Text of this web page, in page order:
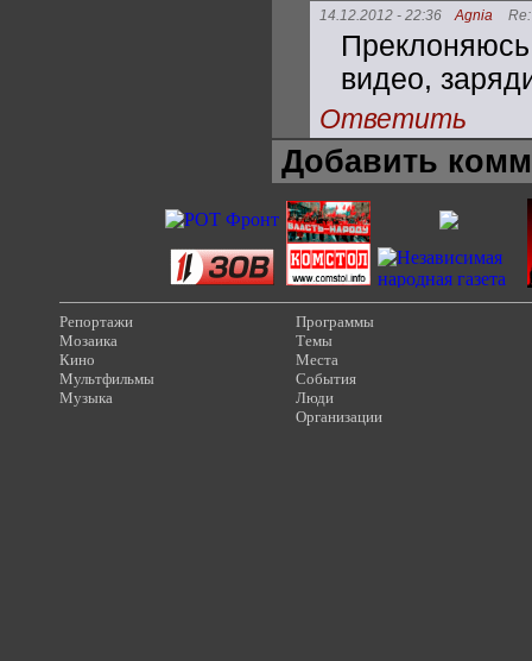
14.12.2012 - 22:36 Agnia
видео,
Ответить
Добавить
Репортажи
Мозаика
Кино
Мультфильмы
Музыка
Программы
Темы
Места
События
Люди
Организации